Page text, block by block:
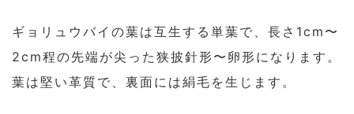
ギョリュウバイの葉は互生する単葉で、長さ1cm〜
2cm程の先端が尖った狭披針形〜卵形になります。
葉は堅い革質で、裏面には絹毛を生じます。